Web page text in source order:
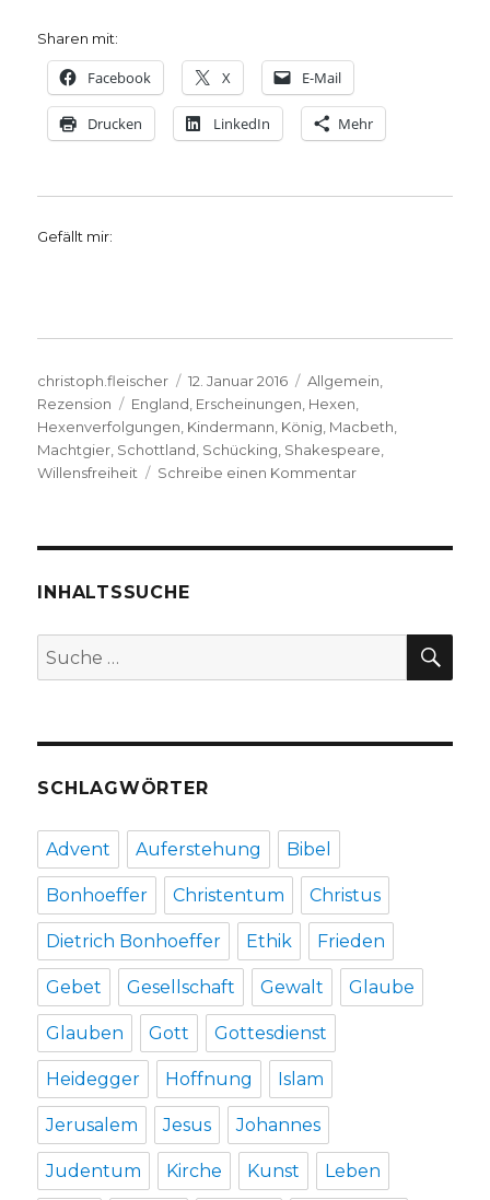
Sharen mit:
Facebook X E-Mail
Drucken LinkedIn Mehr
Gefällt mir:
Autor
christoph.fleischer
Veröffentlicht
am
12. Januar 2016 Kategorien
Allgemein
Rezension
Schlagwörter
England Erscheinungen Hexen
Hexenverfolgungen Kindermann König Macbeth
Machtgier Schottland Schücking Shakespeare
Willensfreiheit
Schreibe einen Kommentarzu
Rezension
Christoph
2016
INHALTSSUCHE
Suche
nach:
SCHLAGWÖRTER
Advent Auferstehung Bibel
Bonhoeffer Christentum Christus
Dietrich Bonhoeffer Ethik Frieden
Gebet Gesellschaft Gewalt Glaube
Glauben Gott Gottesdienst
Heidegger Hoffnung Islam
Jerusalem Jesus Johannes
Judentum Kirche Kunst Leben